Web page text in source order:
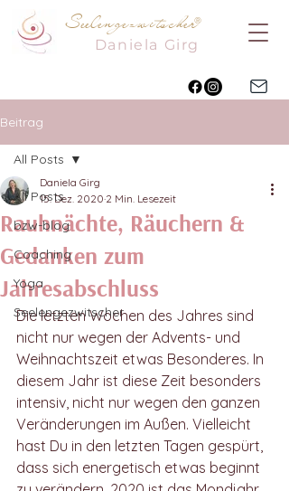
Seelengezwitscher
Daniela Girg
®
Beitrag
All Posts
bzw-blog
Coaching
Yoga
Seelengezwitscher
All Posts
Rauhnächte, Räuchern &
Gedanken zum
Jahresabschluss
Daniela Girg
15. Dez. 2020 2 Min. Lesezeit
Die letzten Wochen des Jahres sind
nicht nur wegen der Advents- und
Weihnachtszeit etwas Besonderes. In
diesem Jahr ist diese Zeit besonders
intensiv, nicht nur wegen den ganzen
Veränderungen im Außen. Vielleicht
hast Du in den letzten Tagen gespürt,
dass sich energetisch etwas beginnt